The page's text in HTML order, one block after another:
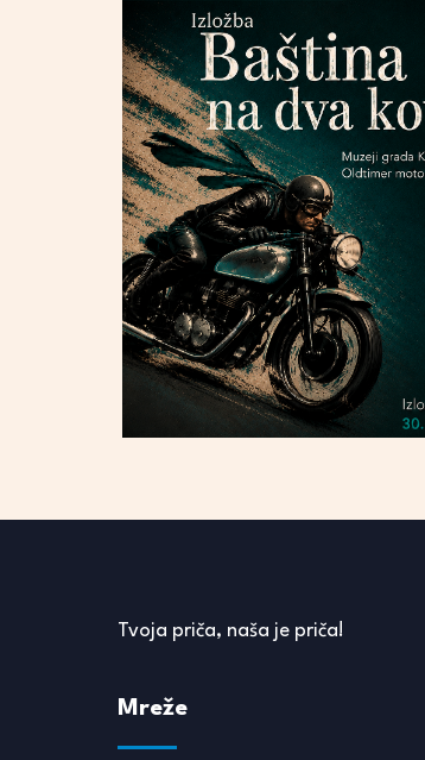
Tvoja priča, naša je priča!
Mreže